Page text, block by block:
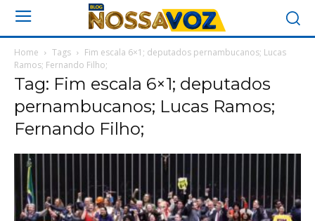
Home Tags
Fim escala 6×1; deputados pernambucanos; Lucas
Ramos; Fernando Filho;
Tag: Fim escala 6×1; deputados
pernambucanos; Lucas Ramos;
Fernando Filho;